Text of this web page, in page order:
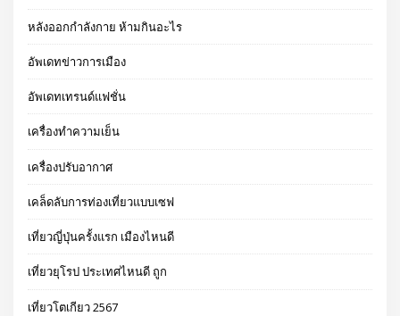
หลังออกกําลังกาย ห้ามกินอะไร
อัพเดทข่าวการเมือง
อัพเดทเทรนด์แฟชั่น
เครื่องทำความเย็น
เครื่องปรับอากาศ
เคล็ดลับการท่องเที่ยวแบบเซฟ
เที่ยวญี่ปุ่นครั้งแรก เมืองไหนดี
เที่ยวยุโรป ประเทศไหนดี ถูก
เที่ยวโตเกียว 2567